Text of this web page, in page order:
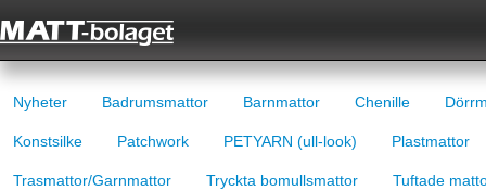
Nyheter Badrumsmattor Barnmattor Chenille
Konstsilke Patchwork PETYARN (ull-look) Plastmattor
Trasmattor/Garnmattor Tryckta bomullsmattor Tuftade